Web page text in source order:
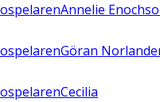
Annelie
Göran
Cecilia